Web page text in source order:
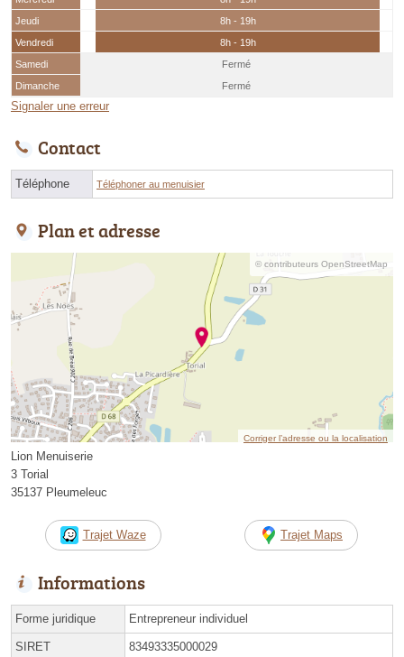
Jeudi
8h - 19h
Vendredi
8h - 19h
Samedi
Fermé
Dimanche
Fermé
Signaler une erreur
Contact
Téléphone Téléphoner au menuisier
Plan et adresse
© contributeurs OpenStreetMap
Corriger l’adresse ou la localisation
Lion Menuiserie
3 Torial
35137 Pleumeleuc
Trajet Waze Trajet Maps
Informations
Forme juridique Entrepreneur individuel
SIRET 83493335000029